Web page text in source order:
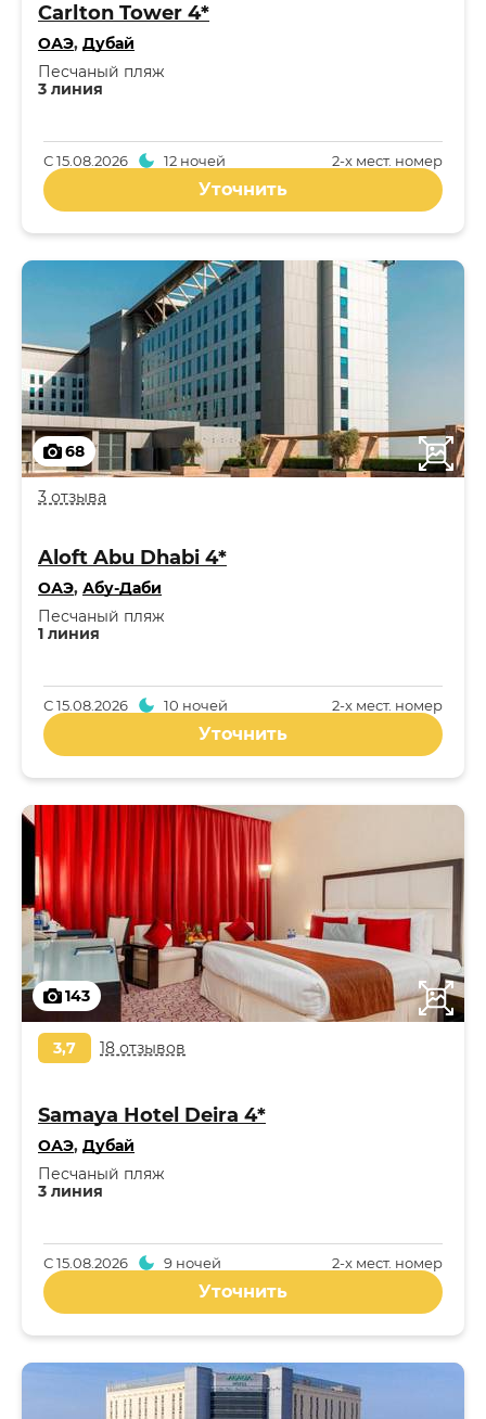
Carlton Tower 4*
ОАЭ, Дубай
3 линия
Песчаный пляж
2-x мест. номер
С15.08.2026 12 ночей
Уточнить
68
3 отзыва
Aloft Abu Dhabi 4*
ОАЭ, Абу-Даби
1 линия
Песчаный пляж
2-x мест. номер
С15.08.2026 10 ночей
Уточнить
143
3,7 18 отзывов
Samaya Hotel Deira 4*
ОАЭ, Дубай
3 линия
Песчаный пляж
2-x мест. номер
С15.08.2026 9 ночей
Уточнить